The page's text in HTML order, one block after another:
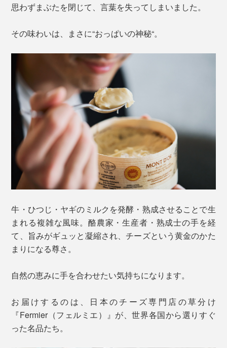
思わずまぶたを閉じて、言葉を失ってしまいました。
その味わいは、まさに“おっぱいの神秘“。
牛・ひつじ・ヤギのミルクを発酵・熟成させることで生
まれる複雑な風味。酪農家・生産者・熟成士の手を経
て、旨みがギュッと凝縮され、チーズという黄金のかた
まりになる尊さ。
自然の恵みに手を合わせたい気持ちになります。
お届けするのは、日本のチーズ専門店の草分け
『Fermier（フェルミエ）』が、世界各国から選りすぐ
った名品たち。